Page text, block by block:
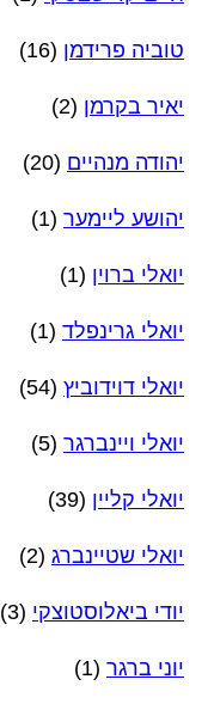
טוביה פרידמן (16)
יאיר בקרמן (2)
יהודה מנהיים (20)
יהושע ליימער (1)
יואלי ברוין (1)
יואלי גרינפלד (1)
יואלי דוידוביץ (54)
יואלי ויינברגר (5)
יואלי קליין (39)
יואלי שטיינברג (2)
יודי ביאלוסטוצקי (3)
יוני ברגר (1)